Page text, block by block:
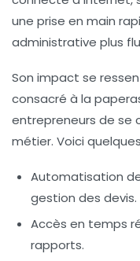
une prise en main
administrative plus
Son impact se
consacré à la
entrepreneurs de se
métier. Voici
Automatisation
gestion des devis.
Accès en temps
rapports.